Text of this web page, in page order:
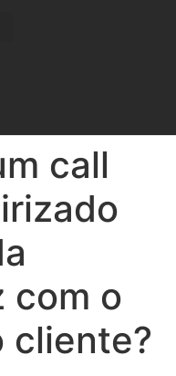
call
com o
cliente?